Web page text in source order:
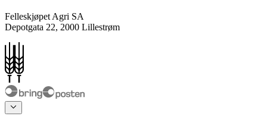
Felleskjøpet Agri SA
Depotgata 22, 2000 Lillestrøm